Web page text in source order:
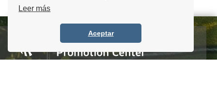
Leer más
Aceptar